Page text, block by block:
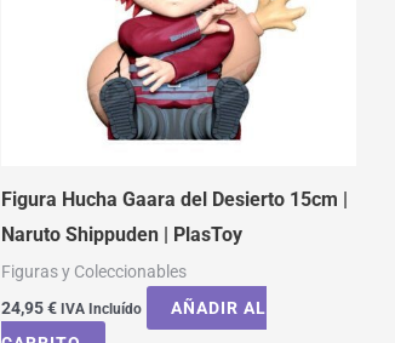
Figura Hucha Gaara del Desierto 15cm |
Naruto Shippuden | PlasToy
Figuras y Coleccionables
24,95€ IVA Incluído
AÑADIR AL